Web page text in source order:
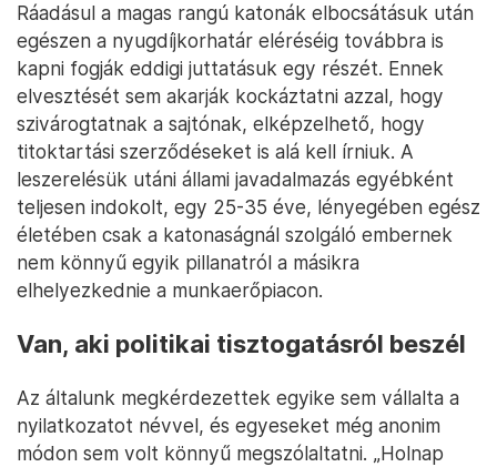
Ráadásul a magas rangú katonák elbocsátásuk után
egészen a nyugdíjkorhatár eléréséig továbbra is
kapni fogják eddigi juttatásuk egy részét. Ennek
elvesztését sem akarják kockáztatni azzal, hogy
szivárogtatnak a sajtónak, elképzelhető, hogy
titoktartási szerződéseket is alá kell írniuk. A
leszerelésük utáni állami javadalmazás egyébként
teljesen indokolt, egy 25-35 éve, lényegében egész
életében csak a katonaságnál szolgáló embernek
nem könnyű egyik pillanatról a másikra
elhelyezkednie a munkaerőpiacon.
Van, aki politikai tisztogatásról beszél
Az általunk megkérdezettek egyike sem vállalta a
nyilatkozatot névvel, és egyeseket még anonim
módon sem volt könnyű megszólaltatni. „Holnap